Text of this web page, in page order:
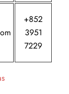
+852
3951
7229